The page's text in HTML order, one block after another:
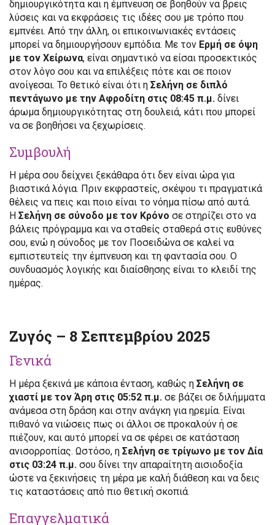
δημιουργικότητα και η έμπνευση σε βοηθούν να βρεις
λύσεις και να εκφράσεις τις ιδέες σου με τρόπο που
εμπνέει. Από την άλλη, οι επικοινωνιακές εντάσεις
μπορεί να δημιουργήσουν εμπόδια. Με τον Ερμή σε όψη
με τον Χείρωνα, είναι σημαντικό να είσαι προσεκτικός
στον λόγο σου και να επιλέξεις πότε και σε ποιον
ανοίγεσαι. Το θετικό είναι ότι η Σελήνη σε διπλό
πεντάγωνο με την Αφροδίτη στις 08:45 π.μ. δίνει
άρωμα δημιουργικότητας στη δουλειά, κάτι που μπορεί
να σε βοηθήσει να ξεχωρίσεις.
Συμβουλή
Η μέρα σου δείχνει ξεκάθαρα ότι δεν είναι ώρα για
βιαστικά λόγια. Πριν εκφραστείς, σκέψου τι πραγματικά
θέλεις να πεις και ποιο είναι το νόημα πίσω από αυτά.
Η Σελήνη σε σύνοδο με τον Κρόνο σε στηρίζει στο να
βάλεις πρόγραμμα και να σταθείς σταθερά στις ευθύνες
σου, ενώ η σύνοδος με τον Ποσειδώνα σε καλεί να
εμπιστευτείς την έμπνευση και τη φαντασία σου. Ο
συνδυασμός λογικής και διαίσθησης είναι το κλειδί της
ημέρας.
Ζυγός – 8 Σεπτεμβρίου 2025
Γενικά
Η μέρα ξεκινά με κάποια ένταση, καθώς η Σελήνη σε
χιαστί με τον Άρη στις 05:52 π.μ. σε βάζει σε διλήμματα
ανάμεσα στη δράση και στην ανάγκη για ηρεμία. Είναι
πιθανό να νιώσεις πως οι άλλοι σε προκαλούν ή σε
πιέζουν, και αυτό μπορεί να σε φέρει σε κατάσταση
ανισορροπίας. Ωστόσο, η Σελήνη σε τρίγωνο με τον Δία
στις 03:24 π.μ. σου δίνει την απαραίτητη αισιοδοξία
ώστε να ξεκινήσεις τη μέρα με καλή διάθεση και να δεις
τις καταστάσεις από πιο θετική σκοπιά.
Επαγγελματικά